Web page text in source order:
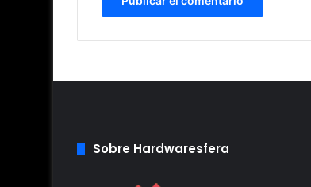
Sobre Hardwaresfera